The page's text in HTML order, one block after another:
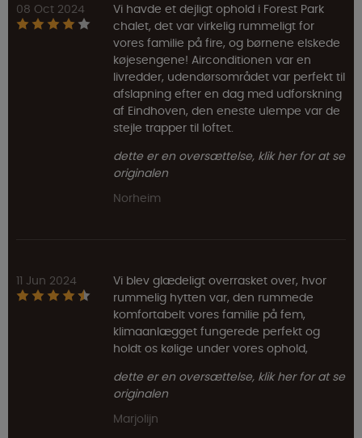
08 Oct 2024
Vi havde et dejligt ophold i Forest Park
chalet, det var virkelig rummeligt for
vores familie på fire, og børnene elskede
køjesengene! Airconditionen var en
livredder, udendørsområdet var perfekt til
afslapning efter en dag med udforskning
af Eindhoven, den eneste ulempe var de
stejle trapper til loftet.
dette er en oversættelse, klik her for at se
originalen
Norheim
11 Jun 2024
Vi blev glædeligt overrasket over, hvor
rummelig hytten var, den rummede
komfortabelt vores familie på fem,
klimaanlægget fungerede perfekt og
holdt os kølige under vores ophold,
dette er en oversættelse, klik her for at se
originalen
Marjolijn